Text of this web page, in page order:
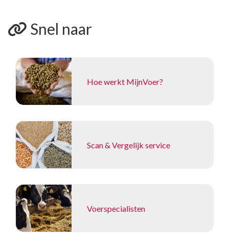
Snel naar
Hoe werkt MijnVoer?
Scan & Vergelijk service
Voerspecialisten